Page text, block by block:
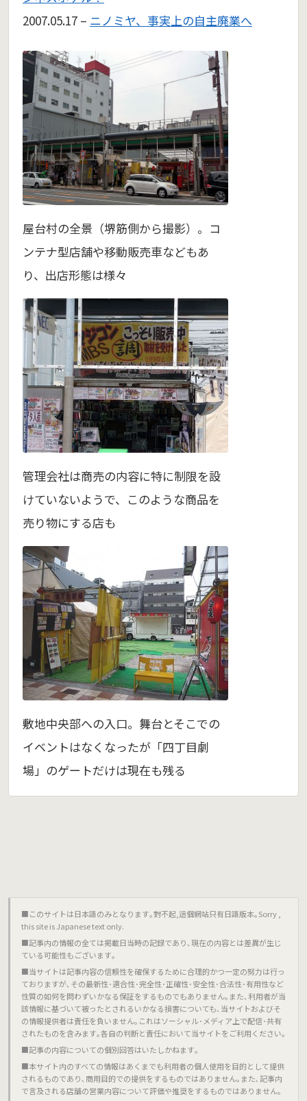
2007.05.17 – ニノミヤ、事実上の自主廃業へ
屋台村の全景（堺筋側から撮影）。コ
ンテナ型店舗や移動販売車などもあ
り、出店形態は様々
管理会社は商売の内容に特に制限を設
けていないようで、このような商品を
売り物にする店も
敷地中央部への入口。舞台とそこでの
イベントはなくなったが「四丁目劇
場」のゲートだけは現在も残る
■このサイトは日本語のみとなります｡對不起,這個網站只有日語版本｡Sorry ,
this site is Japanese text only.
■記事内の情報の全ては掲載日当時の記録であり､現在の内容とは差異が生じ
ている可能性もございます｡
■当サイトは記事内容の信頼性を確保するために合理的かつ一定の努力は行っ
ておりますが､その最新性･適合性･完全性･正確性･安全性･合法性･有用性など
性質の如何を問わずいかなる保証をするものでもありません｡また､利用者が当
該情報に基づいて被ったとされるいかなる損害についても､当サイトおよびそ
の情報提供者は責任を負いません｡これはソーシャル･メディア上で配信･共有
されたものを含みます｡各自の判断と責任において当サイトをご利用ください｡
■記事の内容についての個別回答はいたしかねます｡
■本サイト内のすべての情報はあくまでも利用者の個人使用を目的として提供
されるものであり､商用目的での提供をするものではありません｡また､記事内
で言及される店舗の営業内容について評価や推奨をするものではありません｡